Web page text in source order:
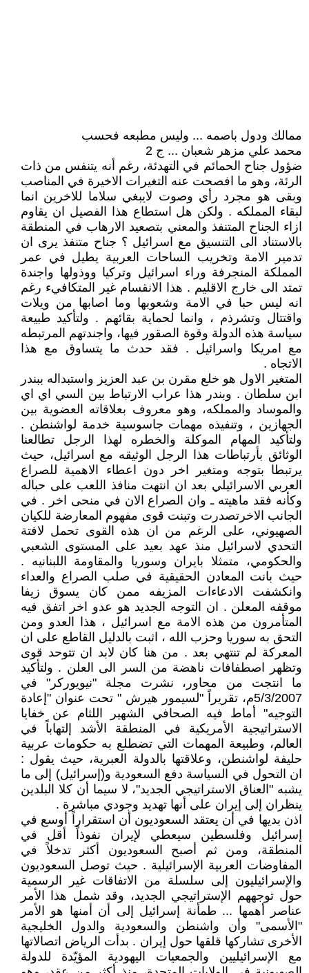
ممالك ودول باصمه ... وليس مطبعه فحسب
محمد علي مزهر شعبان ... ج 2
ضؤول جناح الحمائم في التهدئة، رغم أنه يتنفس من ذات
الرئة، وهو ما افصحت عنه التغيرات الاخيرة في المناصب
وبقى هو مجرد رأي وصوت لايبغي سلاما للاخرين انما
لبقاء المملكه . ولكن هل استطاع هذا الفصيل ان يقاوم
ازاء الجناح المتنفذ والمعني بتصعيد الارهاب في المنطقة
بالاستناد الى التنسيق مع اسرائيل ؟ جناح متنفذ يرى ان
تدمير الامة وتخريب الساحات العربية يطيل في عمر
المملكة المنجرفة وراء اسرائيل وتركيا ووذولها واجندة
تمتد الى خارج الاقليم . هذا الانقسام غير المتكافيء رغم
انه ليس حبا في الامة وشعوبها وما اصابها من ويلات
واقتتال وتشرذم ، وانما لحماية بقائهم . ولتأكيد طبيعة
سياسة هذه الدولة وقوة الصقور فيها، واجندتهم المرتبطه
مع امريكا واسرائيل . فقد حدث ما يتساوق مع هذا
الاتجاه .
المتغير الاول هو خلع مقرن بن عبد العزيز واستبداله ببندر
ابن سلطان . وبندر هذا عراب الارتباط بين السي اي اي
والموساد والمملكه، وهو معروف بعلاقاته العضوية بين
الجهازين ، وتنفيذه مهمات جاسوسية خدمة لواشنطن .
ولتأكيد المهام الموكلة والخطره لهذا الرجل تطالعنا
الوثائق بأرتباطات هذا الرجل الوثيقه مع اسرائيل، حيث
يرتبطا بتوجه ومتغير اخر دون اعطاء الاهمية للصراع
العربي الاسرائيلي بعد ان انتهت منافذ اللعب على حباله
وكأنه فقد ماهيته ـ وان الصراع الان في منحى اخر . في
الجانب الاخرتصدرت وتبنت قوى مفهوم المعارضة للكيان
الصهيوني، على الرغم من ان هذه القوى تحمل لافتة
التحدي لاسرائيل منذ عهد بعيد على المستوى الشعبي
والحكومي، متمثلا بايران وسوريا والمقاومة اللبنانيه .
حيث بانت المعادن الحقيقية في صلب الصراع والعداء
وانكشفت الادعاءات المزيفه ممن كان يسوق زيفا
موقفه المعلن . ان التوجه الجديد هو عدو اخر اتفق فيه
المتأمرون من هذه الامة مع اسرائيل ، هذا العدو ومن
التحق به سوريا وحزب الله ، اثبت بالدليل القاطع على ان
المعركة لم تنتهي بعد . من هنا كان لابد ان تتوحد قوى
وتظهر اصطفافات ناهضة من السر الى العلن . ولتأكيد
ما انتجت من محاور، نشرت مجلة "نيويوركر" في
5/3/2007م، تقريراً "لسيمور هيرش " تحت عنوان "إعادة
التوجيه" أماط فيه الصحافي الشهير اللثام عن خفايا
الاستراتيجية الأمريكية في المنطقة الأشد إلتهاباً في
العالم، وطبيعة المهمات التي تضطلع به حكومات عربية
حليفة لواشنطن، وعلاقتها بالدولة العبرية، حيث يقول :
ان التحول في السياسة دفع السعودية و(إسرائيل) إلى ما
يشبه "العناق الاستراتيجي الجديد"، لا سيما أن كلا البلدين
ينظران إلى إيران على أنها تهديد وجودي مباشرة .
اذن بديها في أن يعتقد السعوديون أن استقراراً أوسع في
إسرائيل وفلسطين سيعطي لإيران نفوذاً أقل في
المنطقة، ومن ثم أصبح السعوديون أكثر تدخلاً في
المفاوضات العربية الإسرائيلية . حيث توصل السعوديون
والإسرائيليون إلى سلسلة من الاتفاقات غير الرسمية
حول توجههم الإستراتيجي الجديد، وقد شمل هذا الأمر
عناصر أهمها ... طمأنة إسرائيل إلى أن أمنها هو الأمر
"الأسمى" وأن واشنطن والسعودية والدول الخليجية
الأخرى تشاركها قلقها حول إيران . بدأت الرياض اتصالاتها
مع الإسرائيليين والجمعيات اليهودية المؤيّدة للدولة